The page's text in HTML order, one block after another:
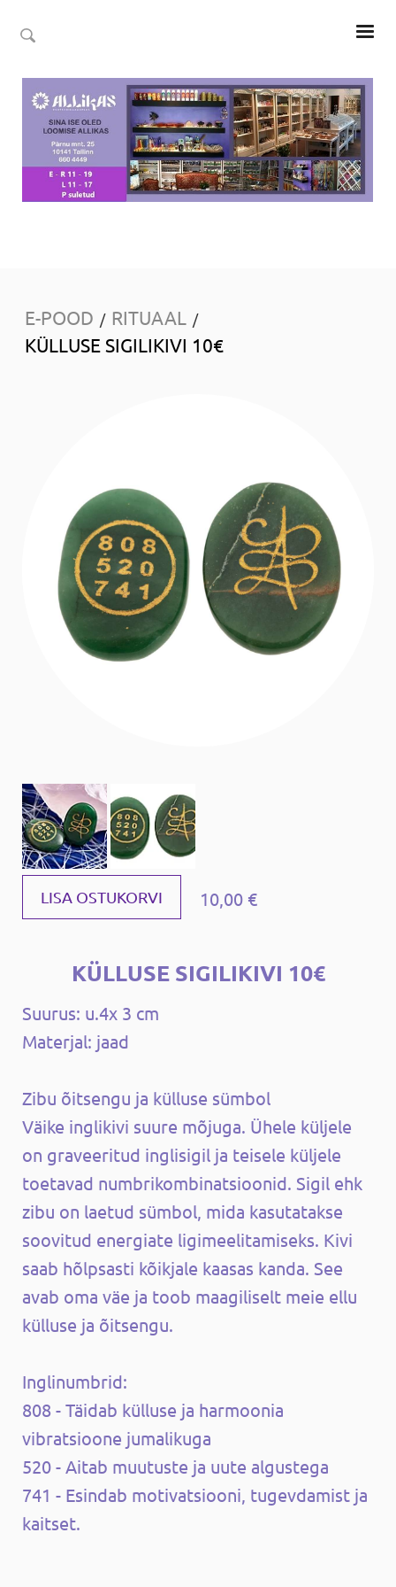
E-POOD / RITUAAL /
KÜLLUSE SIGILIKIVI 10€
LISA OSTUKORVI 10,00 €
KÜLLUSE SIGILIKIVI 10€
Suurus: u.4x 3 cm
Materjal: jaad
Zibu õitsengu ja külluse sümbol
Väike inglikivi suure mõjuga. Ühele küljele
on graveeritud inglisigil ja teisele küljele
toetavad numbrikombinatsioonid. Sigil ehk
zibu on laetud sümbol, mida kasutatakse
soovitud energiate ligimeelitamiseks. Kivi
saab hõlpsasti kõikjale kaasas kanda. See
avab oma väe ja toob maagiliselt meie ellu
külluse ja õitsengu.
Inglinumbrid:
808 - Täidab külluse ja harmoonia
vibratsioone jumalikuga
520 - Aitab muutuste ja uute algustega
741 - Esindab motivatsiooni, tugevdamist ja
kaitset.